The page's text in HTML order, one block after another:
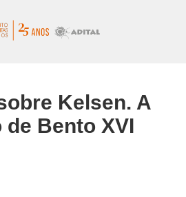
Kelsen. A
de Bento XVI